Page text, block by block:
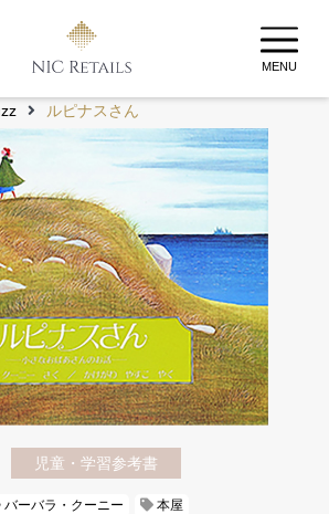
MENU
ルピナスさん
児童・学習参考書
バーバラ・クーニー 本屋